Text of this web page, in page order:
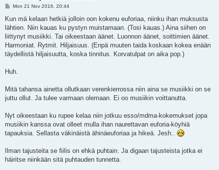
P
s
Mon 21 Nov 2016, 20:44
Kun mä kelaan hetkiä jolloin oon kokenu euforiaa, niinku ihan muksusta
lähtien. Niin kauas ku pystyn muistamaan. (Tosi kauas.) Aina siihen on
liittynyt musiikki. Tai oikeestaan äänet. Luonnon äänet, soittimien äänet.
Harmoniat. Rytmit. Hiljaisuus. (Enpä muuten taida koskaan kokea enään
täydellistä hiljaisuutta, koska tinnitus. Korvatulpat on aika pop.)
Huh.
Mitä tahansa ainetta ollutkaan verenkierrossa niin aina se musiikki on se
juttu ollut. Ja tulee varmaan olemaan. Ei oo musiikin voittanutta.
Nyt oikeestaan ku rupee kelaa niin jotkuu esso/mdma-kokemukset jopa
musiikin kanssa ovat olleet mulla ihan naurettavan euforia-köyhiä
tapauksia. Sellasta väkinäistä ähinäeuforiaa ja hikeä. Jesh..
Ilman tajusteita se fiilis on ehkä puhtain. Ja digaan tajusteista jotka ei
häiritse niinkään sitä puhtauden tunnetta.